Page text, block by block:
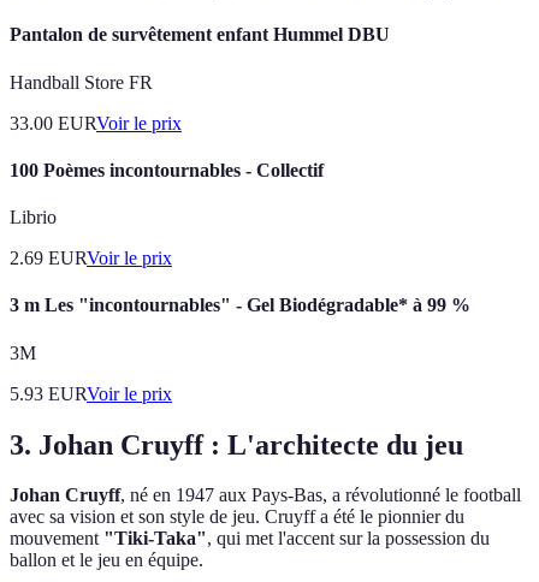
Pantalon de survêtement enfant Hummel DBU
Handball Store FR
33.00 EURVoir le prix
100 Poèmes incontournables - Collectif
Librio
2.69 EURVoir le prix
3 m Les "incontournables" - Gel Biodégradable* à 99 %
3M
5.93 EURVoir le prix
3. Johan Cruyff : L'architecte du jeu
Johan Cruyff, né en 1947 aux Pays-Bas, a révolutionné le football
avec sa vision et son style de jeu. Cruyff a été le pionnier du
mouvement "Tiki-Taka", qui met l'accent sur la possession du
ballon et le jeu en équipe.